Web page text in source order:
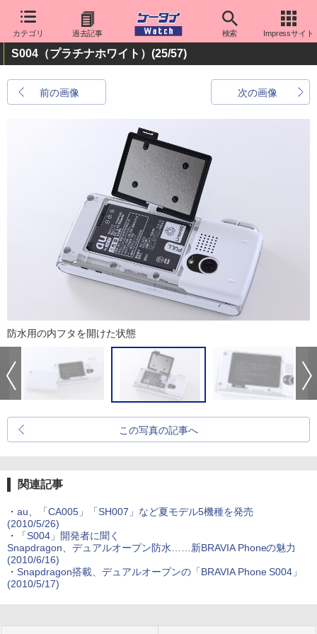
カテゴリ 過去記事 検索 Impressサイト
S004（プラチナホワイト） (25/57)
前の画像 次の画像
防水用の内フタを開けた状態
この写真の記事へ
関連記事
・ au、「CA005」「SH007」など夏モデル5機種を発売
(2010/5/26)
・
「S004」開発者に聞く
Snapdragon、デュアルオープン防水……新BRAVIA Phoneの魅力
(2010/6/16)
・ Snapdragon搭載、デュアルオープンの「BRAVIA Phone S004」
(2010/5/17)